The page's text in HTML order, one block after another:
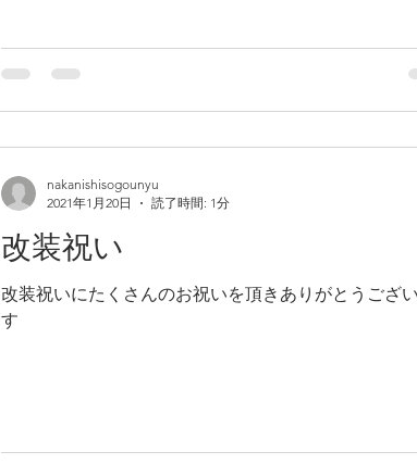
改装祝い
改装祝いにたくさんのお祝いを頂きありがとうござ
す
nakanishisogounyu
2021年1月20日
読了時間: 1分